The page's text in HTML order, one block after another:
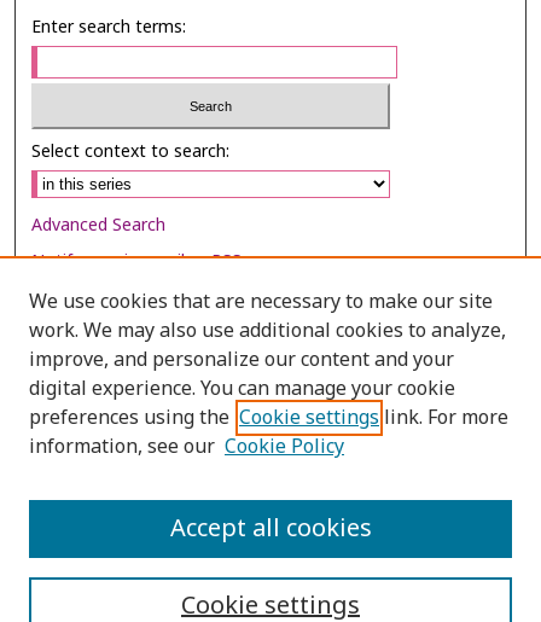
Enter search terms:
Select context to search:
Advanced Search
Notify me via email orRSS
Browse
Collections
Disciplines
Authors
We use cookies that are necessary to make our site
work. We may also use additional cookies to analyze,
improve, and personalize our content and your
digital experience. You can manage your cookie
preferences using the Cookie settings link. For more
information, see our Cookie Policy
Cookie settings
Accept all cookies